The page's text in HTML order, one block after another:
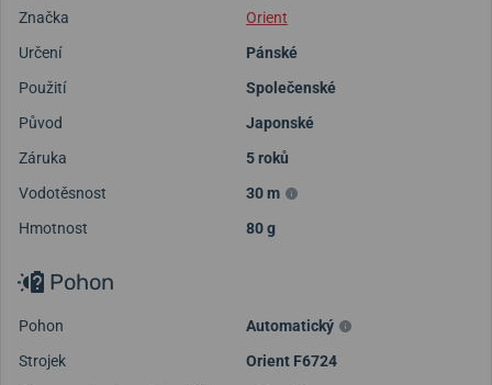
Značka
Orient
Určení
Pánské
Použití
Společenské
Původ
Japonské
Záruka
5 roků
Vodotěsnost
30 m
Hmotnost
80 g
Pohon
Pohon
Automatický
Strojek
Orient F6724